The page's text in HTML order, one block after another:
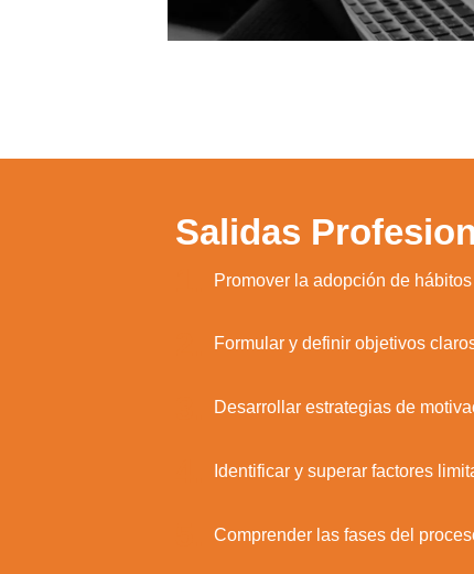
Salidas
Promover la adopción de
Formular y definir objetivos
Desarrollar estrategias de
Identificar y superar factores
Comprender las fases del